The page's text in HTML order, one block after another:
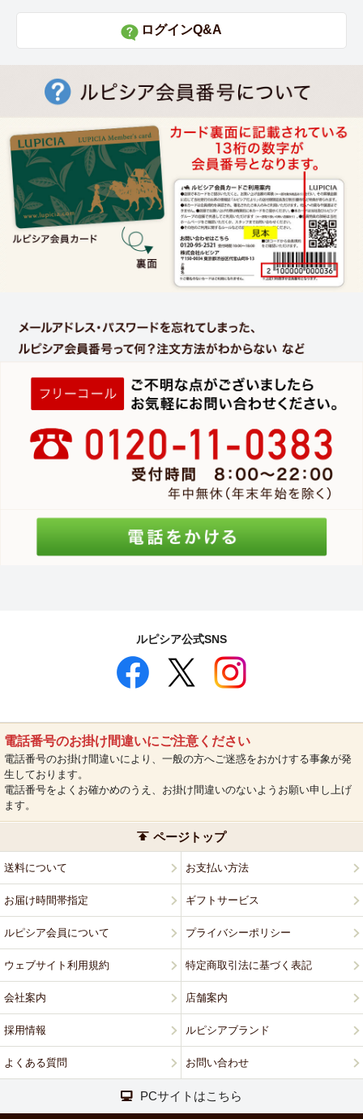
ルピシア公式SNS
電話番号のお掛け間違いにご注意ください
電話番号のお掛け間違いにより、一般の方へご迷惑をおかけする事象が発
生しております。
電話番号をよくお確かめのうえ、お掛け間違いのないようお願い申し上げ
ます。
ページトップ
送料について お支払い方法
お届け時間帯指定 ギフトサービス
ルピシア会員について プライバシーポリシー
ウェブサイト利用規約 特定商取引法に基づく表記
会社案内 店舗案内
採用情報 ルピシアブランド
よくある質問 お問い合わせ
PCサイトはこちら